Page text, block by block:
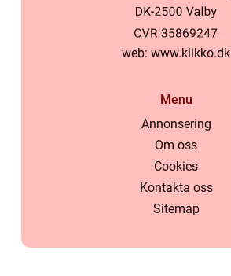
web: www.klikko.dk
Menu
Annonsering
Om oss
Cookies
Kontakta oss
Sitemap